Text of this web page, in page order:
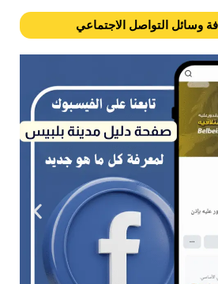
وسائل التواصل الاجتماعي